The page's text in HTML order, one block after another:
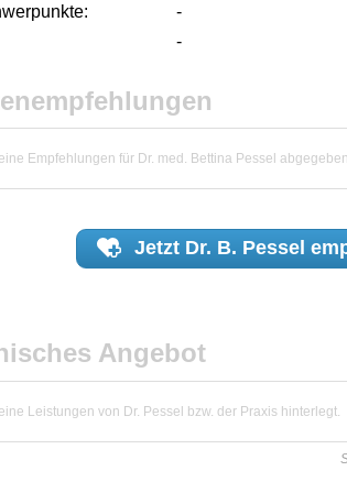
-
-
Empfehlungen für Dr. med. Bettina Pessel
Jetzt Dr. B. Pessel
Angebot
Leistungen von Dr. Pessel bzw. der Praxis hinterlegt.